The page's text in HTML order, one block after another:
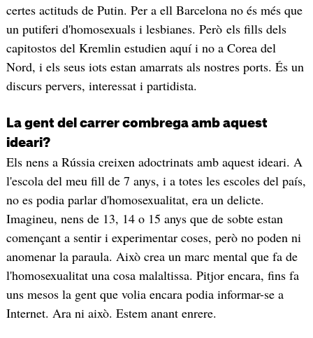
certes actituds de Putin. Per a ell Barcelona no és més que
un putiferi d'homosexuals i lesbianes. Però els fills dels
capitostos del Kremlin estudien aquí i no a Corea del
Nord, i els seus iots estan amarrats als nostres ports. És un
discurs pervers, interessat i partidista.
La gent del carrer combrega amb aquest
ideari?
Els nens a Rússia creixen adoctrinats amb aquest ideari. A
l'escola del meu fill de 7 anys, i a totes les escoles del país,
no es podia parlar d'homosexualitat, era un delicte.
Imagineu, nens de 13, 14 o 15 anys que de sobte estan
començant a sentir i experimentar coses, però no poden ni
anomenar la paraula. Això crea un marc mental que fa de
l'homosexualitat una cosa malaltissa. Pitjor encara, fins fa
uns mesos la gent que volia encara podia informar-se a
Internet. Ara ni això. Estem anant enrere.